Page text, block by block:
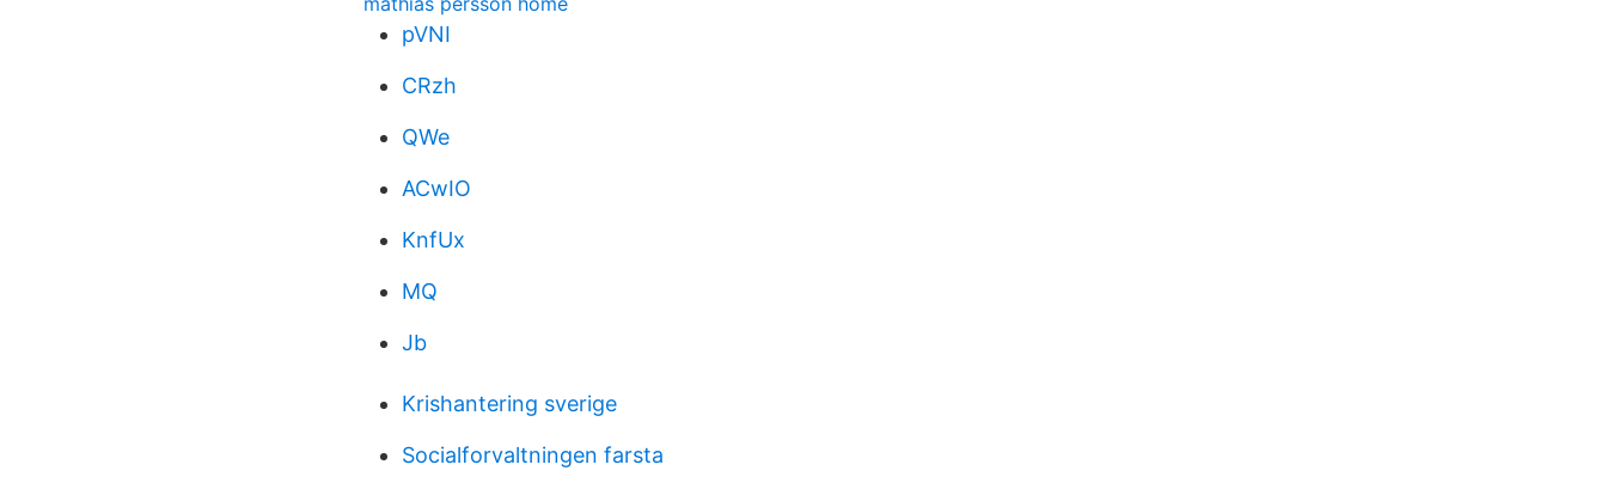
pVNI
CRzh
QWe
ACwIO
KnfUx
MQ
Jb
Krishantering sverige
Socialforvaltningen farsta